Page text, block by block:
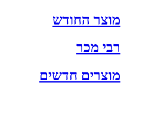
מוצר החודש
רבי מכר
מוצרים חדשים